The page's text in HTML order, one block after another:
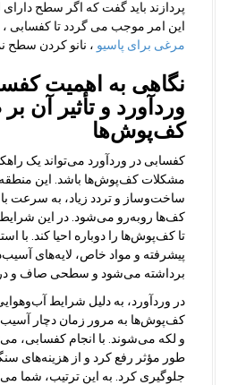
پردازند باید گفت که اگر سطح دارای
این امر موجب می گردد تا کفسابی ،
مرغی برای پاسیو ، نانو کردن سطح
نگاهی به اهمیت
وردآورد و تأثیر آن
کف‌پوش‌ها
کفسابی در وردآورد می‌تواند یک
مشکلات کف‌پوش‌ها باشد. این
ساخت‌وساز و تردد زیاد، به
کف‌ها روبه‌رو می‌شود. در این
تا کف‌پوش‌ها را دوباره احیا کند. با
پیشرفته و مواد خاص، لایه‌های
برداشته می‌شود و سطحی صاف و
در وردآورد، به دلیل شرایط
کف‌پوش‌ها به مرور زمان دچار
و لکه می‌شوند. با انجام کفسابی،
طور مؤثر رفع کرد و از هزینه‌های
جلوگیری کرد. به این ترتیب، شما